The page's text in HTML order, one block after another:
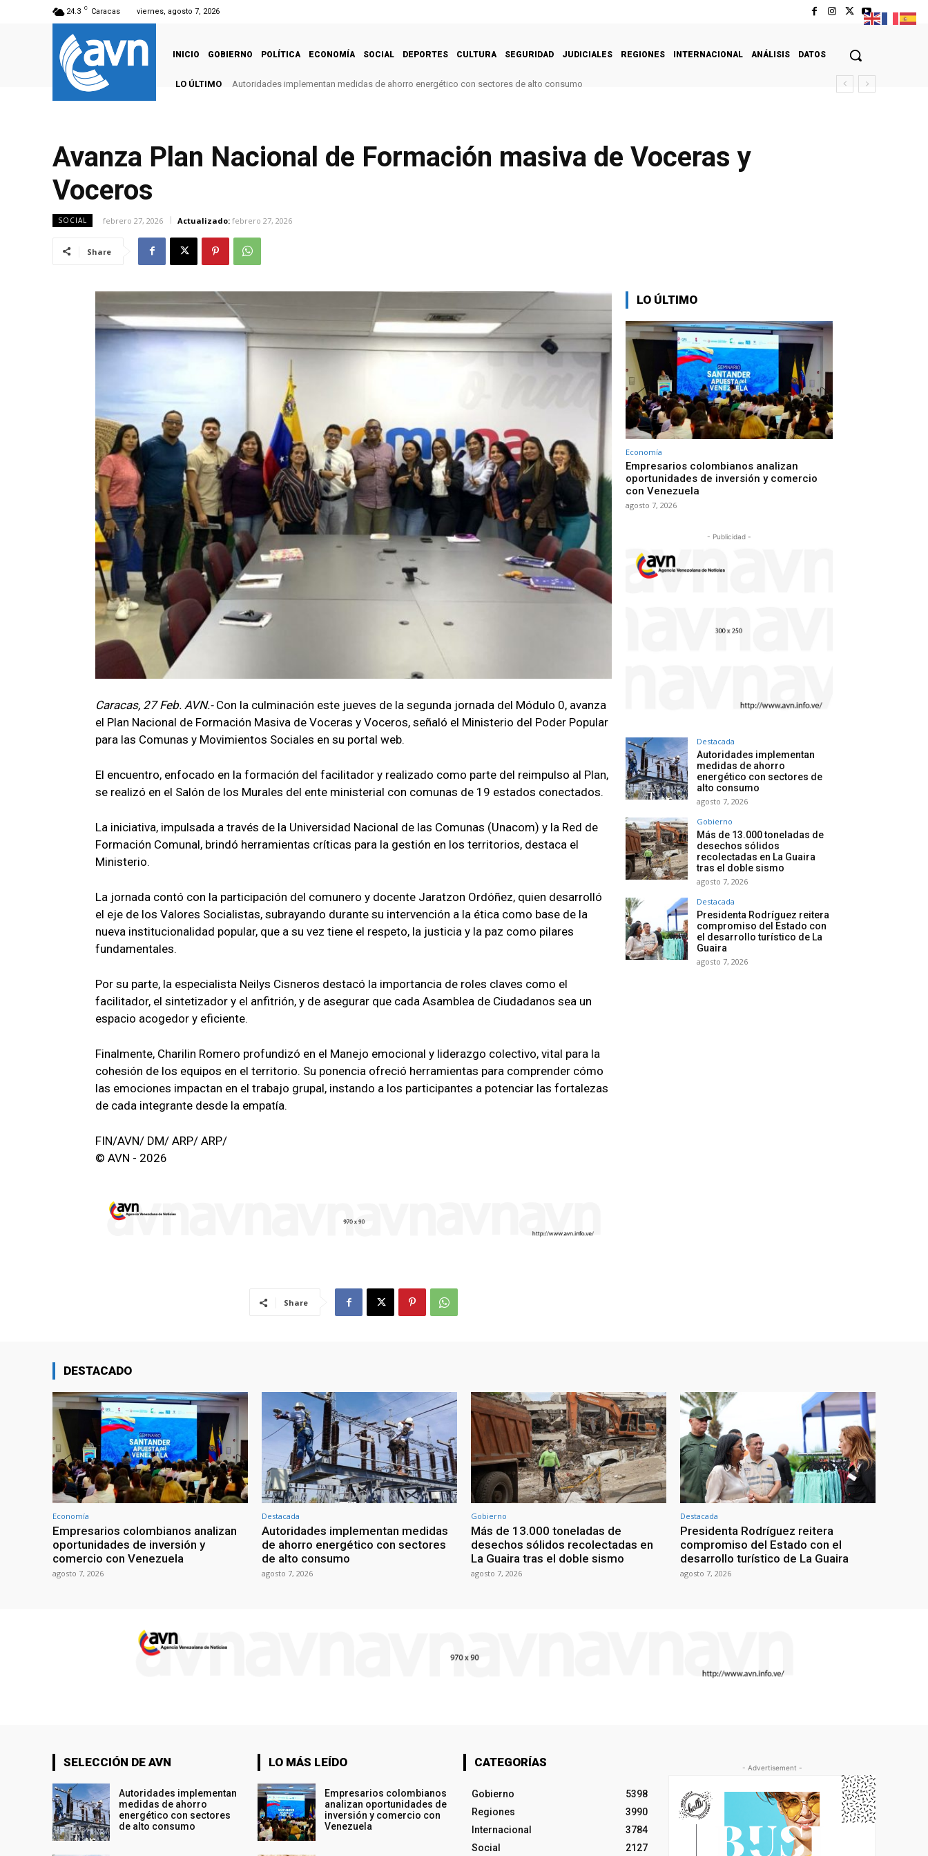
24.3 C Caracas viernes, agosto 7, 2026
INICIO GOBIERNO POLÍTICA ECONOMÍA SOCIAL DEPORTES CULTURA SEGURIDAD JUDICIALES REGIONES INTERNACIONAL ANÁLISIS DATOS
LO ÚLTIMO Autoridades implementan medidas de ahorro energético con sectores de alto consumo
Avanza Plan Nacional de Formación masiva de Voceras y
Voceros
SOCIAL febrero 27, 2026 Actualizado: febrero 27, 2026
Share
Caracas, 27 Feb. AVN.- Con la culminación este jueves de la segunda jornada del Módulo 0, avanza
el Plan Nacional de Formación Masiva de Voceras y Voceros, señaló el Ministerio del Poder Popular
para las Comunas y Movimientos Sociales en su portal web.
El encuentro, enfocado en la formación del facilitador y realizado como parte del reimpulso al Plan,
se realizó en el Salón de los Murales del ente ministerial con comunas de 19 estados conectados.
​La iniciativa, impulsada a través de la Universidad Nacional de las Comunas (Unacom) y la Red de
Formación Comunal, brindó herramientas críticas para la gestión en los territorios, destaca el
Ministerio.
La jornada contó con la participación del comunero y docente Jaratzon Ordóñez, quien desarrolló
el eje de los Valores Socialistas, subrayando durante su intervención a la ética como base de la
nueva institucionalidad popular, que a su vez tiene el respeto, la justicia y la paz como pilares
fundamentales.
Por su parte, la especialista Neilys Cisneros destacó la importancia de roles claves como el
facilitador, el sintetizador y el anfitrión, y de asegurar que cada Asamblea de Ciudadanos sea un
espacio acogedor y eficiente.
Finalmente, Charilin Romero profundizó en el Manejo emocional y liderazgo colectivo, vital para la
cohesión de los equipos en el territorio. Su ponencia ofreció herramientas para comprender cómo
las emociones impactan en el trabajo grupal, instando a los participantes a potenciar las fortalezas
de cada integrante desde la empatía.
FIN/AVN/ DM/ ARP/ ARP/
© AVN - 2026
Share
LO ÚLTIMO
Economía
Empresarios colombianos analizan
oportunidades de inversión y comercio
con Venezuela
agosto 7, 2026
- Publicidad -
Destacada
Autoridades implementan
medidas de ahorro
energético con sectores de
alto consumo
agosto 7, 2026
Gobierno
Más de 13.000 toneladas de
desechos sólidos
recolectadas en La Guaira
tras el doble sismo
agosto 7, 2026
Destacada
Presidenta Rodríguez reitera
compromiso del Estado con
el desarrollo turístico de La
Guaira
agosto 7, 2026
DESTACADO
Economía
Empresarios colombianos analizan
oportunidades de inversión y
comercio con Venezuela
agosto 7, 2026
Destacada
Autoridades implementan medidas
de ahorro energético con sectores
de alto consumo
agosto 7, 2026
Gobierno
Más de 13.000 toneladas de
desechos sólidos recolectadas en
La Guaira tras el doble sismo
agosto 7, 2026
Destacada
Presidenta Rodríguez reitera
compromiso del Estado con el
desarrollo turístico de La Guaira
agosto 7, 2026
SELECCIÓN DE AVN
Autoridades implementan
medidas de ahorro
energético con sectores
de alto consumo
LO MÁS LEÍDO
Empresarios colombianos
analizan oportunidades de
inversión y comercio con
Venezuela
CATEGORÍAS
Gobierno
5398
Regiones
3990
Internacional
3784
Social
2127
- Advertisement -